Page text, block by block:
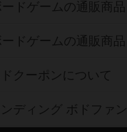
ドゲームの通販商品
ドゲームの通販商品
クーポンについて
ディング ボドファン